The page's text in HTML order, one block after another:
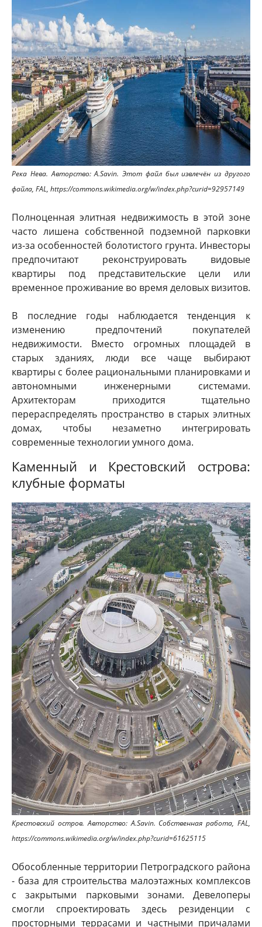
Река Нева. Авторство: A.Savin. Этот файл был извлечён из другого
файла, FAL, https://commons.wikimedia.org/w/index.php?curid=92957149
Полноценная элитная недвижимость в этой зоне
часто лишена собственной подземной парковки
из-за особенностей болотистого грунта. Инвесторы
предпочитают реконструировать видовые
квартиры под представительские цели или
временное проживание во время деловых визитов.
В последние годы наблюдается тенденция к
изменению предпочтений покупателей
недвижимости. Вместо огромных площадей в
старых зданиях, люди все чаще выбирают
квартиры с более рациональными планировками и
автономными инженерными системами.
Архитекторам приходится тщательно
перераспределять пространство в старых элитных
домах, чтобы незаметно интегрировать
современные технологии умного дома.
Каменный и Крестовский острова:
клубные форматы
Крестовский остров. Авторство: A.Savin. Собственная работа, FAL,
https://commons.wikimedia.org/w/index.php?curid=61625115
Обособленные территории Петроградского района
- база для строительства малоэтажных комплексов
с закрытыми парковыми зонами. Девелоперы
смогли спроектировать здесь резиденции с
просторными террасами и частными причалами